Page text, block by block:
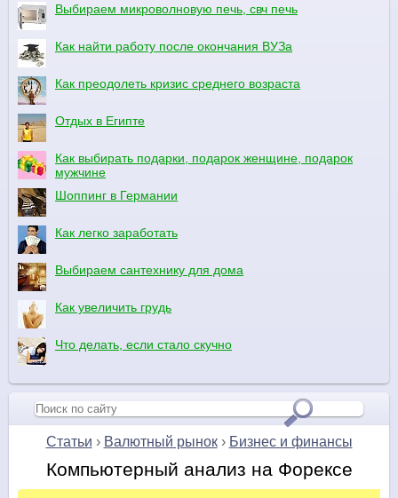
Выбираем микроволновую печь, свч печь
Как найти работу после окончания ВУЗа
Как преодолеть кризис среднего возраста
Отдых в Египте
Как выбирать подарки, подарок женщине, подарок
мужчине
Шоппинг в Германии
Как легко заработать
Выбираем сантехнику для дома
Как увеличить грудь
Что делать, если стало скучно
Статьи › Валютный рынок› Бизнес и финансы
Компьютерный анализ на Форексе